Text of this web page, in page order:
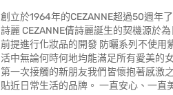
創立於1964年的CEZANNE超過50週年
詩麗 CEZANNE倩詩麗誕生的契機源於
前提進行化妝品的開發 防曬系列不使用
活中無論何時何地均能滿足所有愛美的
第一次接觸的新朋友我們皆懷抱著感激
貼近日常生活的品牌。 一直安心、一直